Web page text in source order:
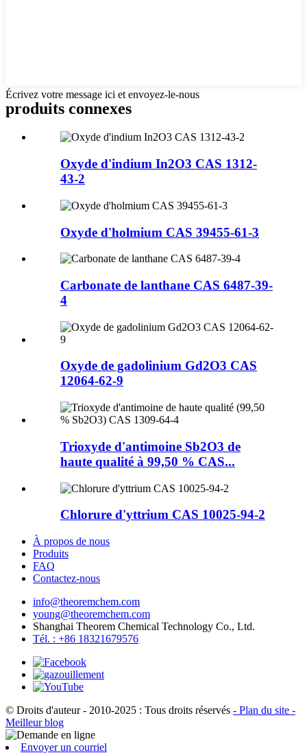
Écrivez votre message ici et envoyez-le-nous
produits connexes
Oxyde d'indium In2O3 CAS 1312-
43-2
Oxyde d'holmium CAS 39455-61-3
Carbonate de lanthane CAS 6487-39-
4
Oxyde de gadolinium Gd2O3 CAS
12064-62-9
Trioxyde d'antimoine Sb2O3 de
haute qualité à 99,50 % CAS...
Chlorure d'yttrium CAS 10025-94-2
À propos de nous
Produits
FAQ
Contactez-nous
info@theoremchem.com
young@theoremchem.com
Shanghai Theorem Chemical Technology Co., Ltd.
Tél. : +86 18321679576
© Droits d'auteur - 2010-2025 : Tous droits réservés - Plan du site -
Meilleur blog
Envoyer un courriel